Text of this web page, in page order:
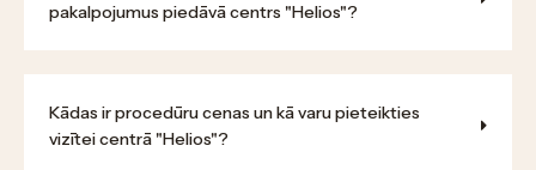
pakalpojumus piedāvā centrs "Helios"?
Kādas ir procedūru cenas un kā varu pieteikties
vizītei centrā "Helios"?